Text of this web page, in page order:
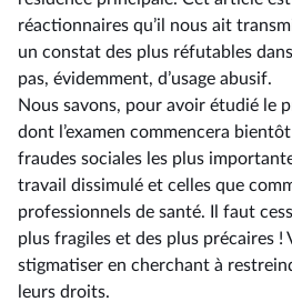
réactionnaires qu’il nous ait
un constat des plus réfutables
pas, évidemment, d’usage abusif.
Nous savons, pour avoir étudié le
dont l’examen commencera
fraudes sociales les plus
travail dissimulé et celles que
professionnels de santé. Il faut
plus fragiles et des plus précaires !
stigmatiser en cherchant à
leurs droits.